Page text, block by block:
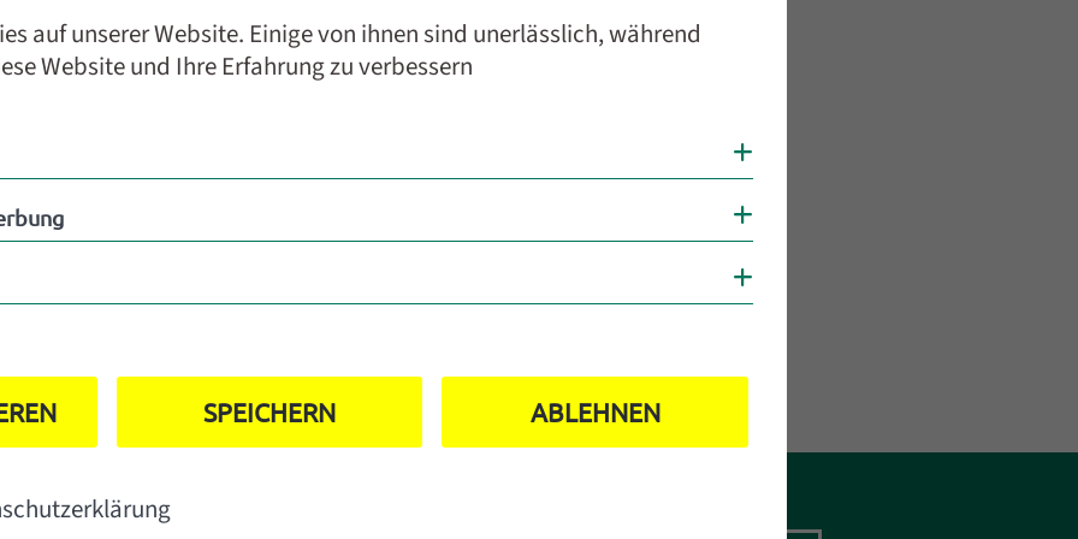
Links:
auf unserer Website. Einige von ihnen sind unerlässlich, während
Website und Ihre Erfahrung zu verbessern
SPEICHERN ABLEHNEN